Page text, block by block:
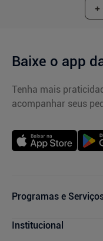
Baixe o app
Tenha mais
acompanhar seus
Programas e
Cupons de Desconto
Institucional